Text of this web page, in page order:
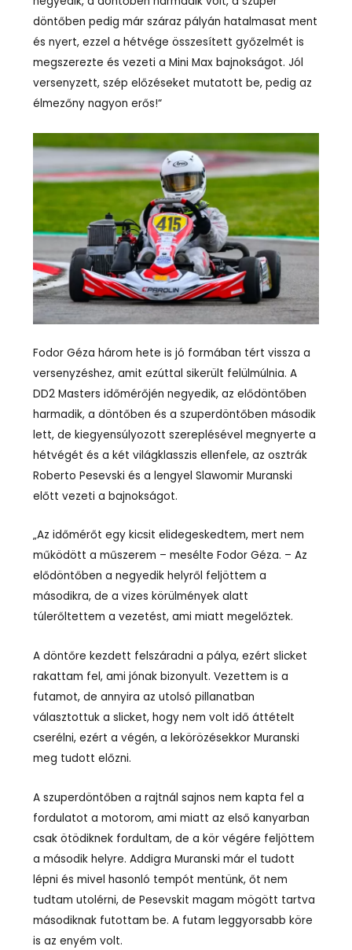
döntőben pedig már száraz pályán hatalmasat ment
és nyert, ezzel a hétvége összesített győzelmét is
megszerezte és vezeti a Mini Max bajnokságot. Jól
versenyzett, szép előzéseket mutatott be, pedig az
élmezőny nagyon erős!“
Fodor Géza három hete is jó formában tért vissza a
versenyzéshez, amit ezúttal sikerült felülmúlnia. A
DD2 Masters időmérőjén negyedik, az elődöntőben
harmadik, a döntőben és a szuperdöntőben második
lett, de kiegyensúlyozott szereplésével megnyerte a
hétvégét és a két világklasszis ellenfele, az osztrák
Roberto Pesevski és a lengyel Slawomir Muranski
előtt vezeti a bajnokságot.
„Az időmérőt egy kicsit elidegeskedtem, mert nem
működött a műszerem – mesélte Fodor Géza. – Az
elődöntőben a negyedik helyről feljöttem a
másodikra, de a vizes körülmények alatt
túlerőltettem a vezetést, ami miatt megelőztek.
A döntőre kezdett felszáradni a pálya, ezért slicket
rakattam fel, ami jónak bizonyult. Vezettem is a
futamot, de annyira az utolsó pillanatban
választottuk a slicket, hogy nem volt idő áttételt
cserélni, ezért a végén, a lekörözésekkor Muranski
meg tudott előzni.
A szuperdöntőben a rajtnál sajnos nem kapta fel a
fordulatot a motorom, ami miatt az első kanyarban
csak ötödiknek fordultam, de a kör végére feljöttem
a második helyre. Addigra Muranski már el tudott
lépni és mivel hasonló tempót mentünk, őt nem
tudtam utolérni, de Pesevskit magam mögött tartva
másodiknak futottam be. A futam leggyorsabb köre
is az enyém volt.